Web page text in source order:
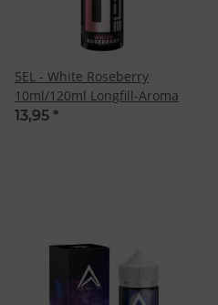
5EL - White Roseberry
10ml/120ml Longfill-Aroma
13,95 *